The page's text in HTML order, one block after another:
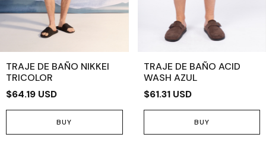
TRAJE DE BAÑO NIKKEI
TRICOLOR
$64.19 USD
BUY
TRAJE DE BAÑO ACID
WASH AZUL
$61.31 USD
BUY